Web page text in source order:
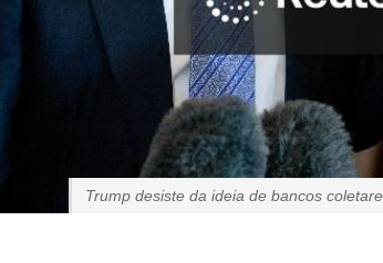
Trump desiste da ideia de bancos